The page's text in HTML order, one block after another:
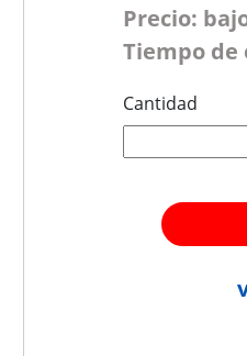
Precio:
Tiempo de
Cantidad